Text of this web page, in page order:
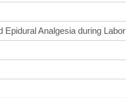
Epidural Analgesia during Labor